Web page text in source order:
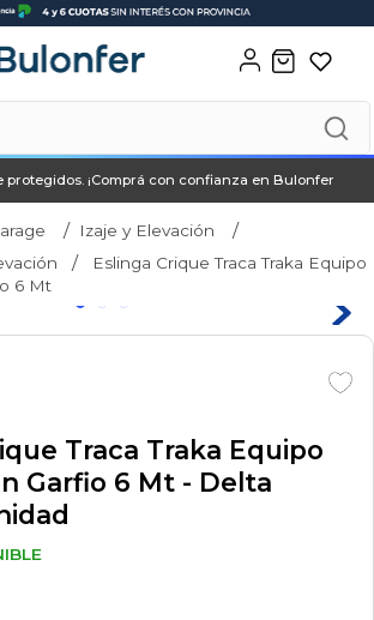
protegidos. ¡Comprá con confianza en Bulonfer
Izaje y Elevación
Eslinga Crique Traca Traka Equipo
6 Mt
Traca Traka Equipo
Garfio 6 Mt - Delta
buscados